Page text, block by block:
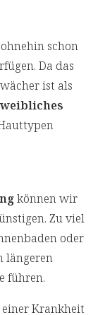
schon
Da das
ist als
können wir
Zu viel
oder
längeren
führen.
einer Krankheit